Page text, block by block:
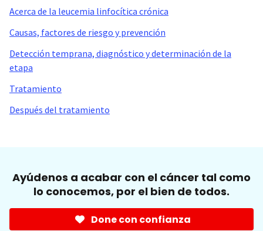
Acerca de la leucemia linfocítica crónica
Causas, factores de riesgo y prevención
Detección temprana, diagnóstico y determinación de la
etapa
Tratamiento
Después del tratamiento
Ayúdenos a acabar con el cáncer tal como
lo conocemos, por el bien de todos.
Done con confianza